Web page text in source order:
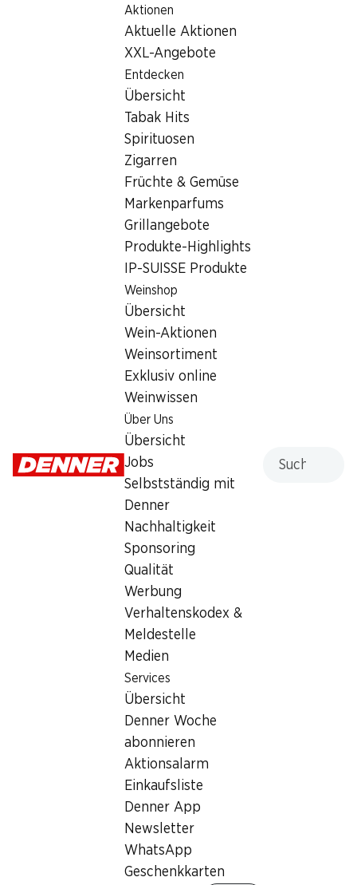
Aktionen
Aktuelle Aktionen
XXL-Angebote
Entdecken
Übersicht
Tabak Hits
Spirituosen
Zigarren
Früchte & Gemüse
Markenparfums
Grillangebote
Produkte-Highlights
IP-SUISSE Produkte
Weinshop
Übersicht
Wein-Aktionen
Weinsortiment
Exklusiv online
Weinwissen
Über Uns
Übersicht
Jobs
Selbstständig mit
Denner
Nachhaltigkeit
Sponsoring
Qualität
Werbung
Verhaltenskodex &
Meldestelle
Medien
Services
Übersicht
Denner Woche
abonnieren
Aktionsalarm
Einkaufsliste
Denner App
Newsletter
WhatsApp
Geschenkkarten
Filialsuche
Denner Filiale Via la Val 1, 7013 Domat/Ems
7013 Domat/Ems
Via la Val 1, 7013 Domat/Ems
Zur Wegbeschreibung
Öffnungszeiten
Besondere Öffnungszeiten
Bargeldbezug mit Post - / M-Card